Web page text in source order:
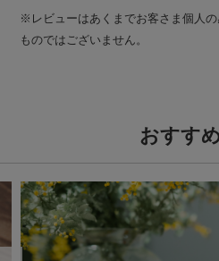
※レビューはあくまでお客さま個人
ものではございません。
おすす